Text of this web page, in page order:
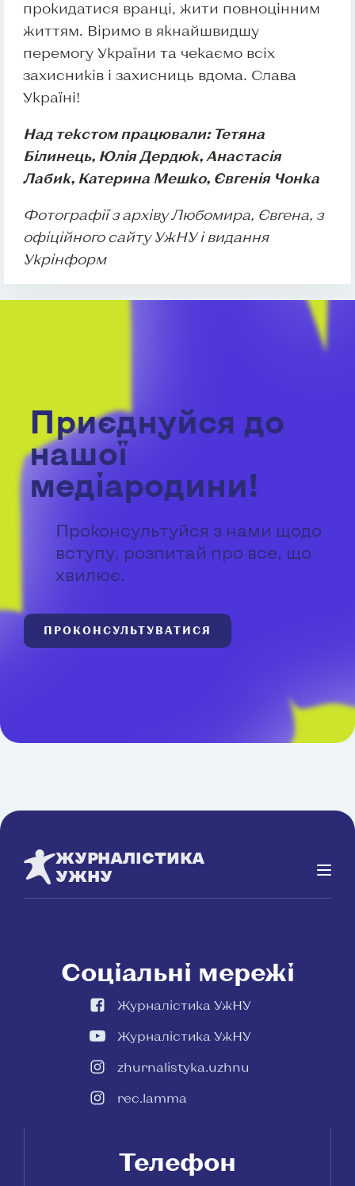
прокидатися вранці, жити повноцінним
життям. Віримо в якнайшвидшу
перемогу України та чекаємо всіх
захисників і захисниць вдома. Слава
Україні!
Над текстом працювали: Тетяна
Білинець, Юлія Дердюк, Анастасія
Лабик, Катерина Мешко, Євгенія Чонка
Фотографії з архіву Любомира, Євгена, з
офіційного сайту УжНУ і видання
Укрінформ
Приєднуйся до
нашої
медіародини!
Проконсультуйся з нами щодо
вступу, розпитай про все, що
хвилює.
ПРОКОНСУЛЬТУВАТИСЯ
ЖУРНАЛІСТИКА
УЖНУ
Соціальні мережі
Журналістика УжНУ
Журналістика УжНУ
zhurnalistyka.uzhnu
rec.lamma
Телефон